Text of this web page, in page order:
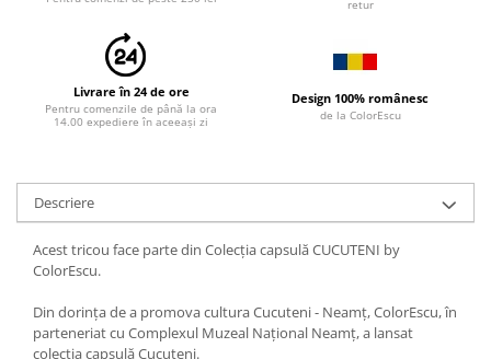
retur
Livrare în 24 de ore
Pentru comenzile de până la ora
14.00 expediere în aceeași zi
Design 100% românesc
de la ColorEscu
Descriere
Acest tricou face parte din Colecția capsulă CUCUTENI by
ColorEscu.
Din dorința de a promova cultura Cucuteni - Neamț, ColorEscu, în
parteneriat cu Complexul Muzeal Național Neamț, a lansat
colecția capsulă Cucuteni.